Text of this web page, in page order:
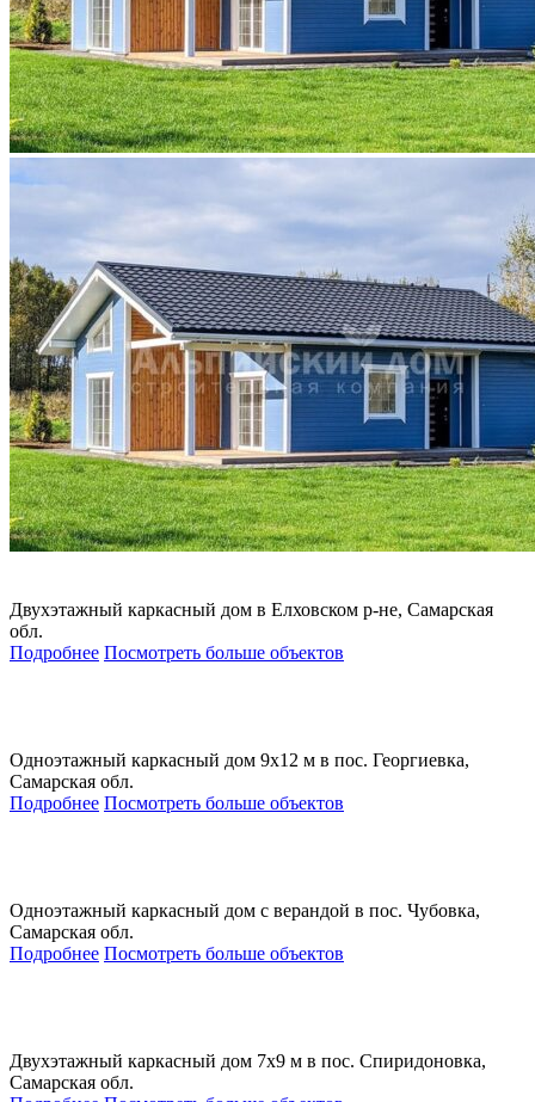
Двухэтажный каркасный дом в Елховском р-не, Самарская
обл.
Подробнее Посмотреть больше объектов
Одноэтажный каркасный дом 9х12 м в пос. Георгиевка,
Самарская обл.
Подробнее Посмотреть больше объектов
Одноэтажный каркасный дом с верандой в пос. Чубовка,
Самарская обл.
Подробнее Посмотреть больше объектов
Двухэтажный каркасный дом 7х9 м в пос. Спиридоновка,
Самарская обл.